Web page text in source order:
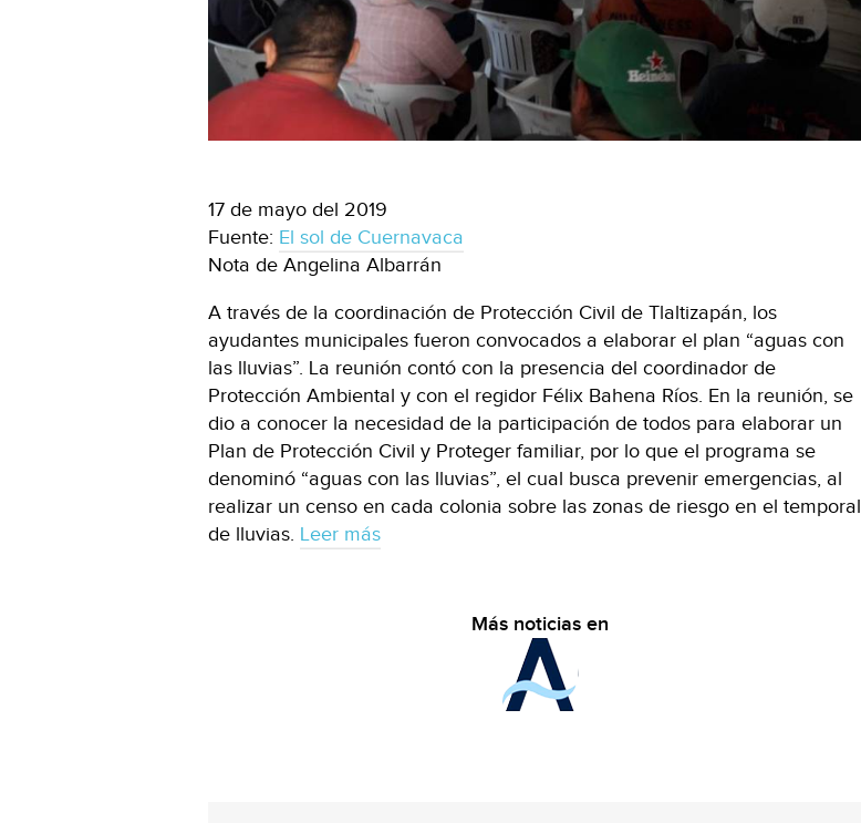
17 de mayo del 2019
Fuente: El sol de Cuernavaca
Nota de Angelina Albarrán
A través de la coordinación de Protección Civil de Tlaltizapán, los
ayudantes municipales fueron convocados a elaborar el plan “aguas con
las lluvias”. La reunión contó con la presencia del coordinador de
Protección Ambiental y con el regidor Félix Bahena Ríos. En la reunión, se
dio a conocer la necesidad de la participación de todos para elaborar un
Plan de Protección Civil y Proteger familiar, por lo que el programa se
denominó “aguas con las lluvias”, el cual busca prevenir emergencias, al
realizar un censo en cada colonia sobre las zonas de riesgo en el temporal
de lluvias. Leer más
Más noticias en